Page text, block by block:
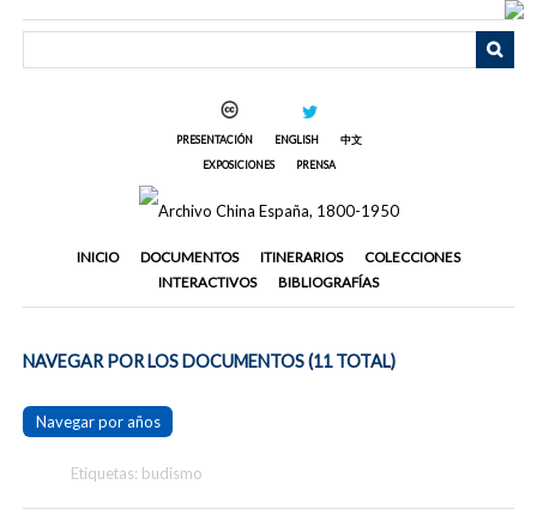
PRESENTACIÓN ENGLISH
中文
EXPOSICIONES
PRENSA
INICIO DOCUMENTOS ITINERARIOS
COLECCIONES
INTERACTIVOS
BIBLIOGRAFÍAS
NAVEGAR POR LOS DOCUMENTOS (11 TOTAL)
Navegar por años
Etiquetas: budismo